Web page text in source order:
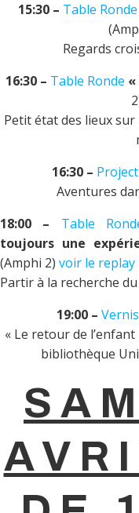
15:30 – Table Ronde
Regards
16:30 – Table Ronde
Petit état des lieux sur
16:30 –
Aventures
18:00 – Table
toujours une
(Amphi 2) voir le replay
Partir à la recherche
19:00 –
« Le retour de
bibliothèque